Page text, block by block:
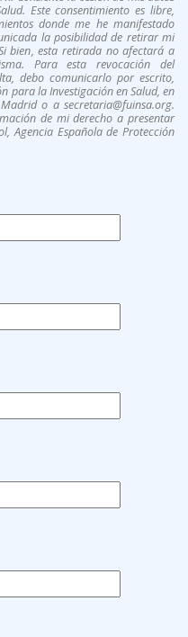
Este consentimiento es libre,
donde me he manifestado
la posibilidad de retirar mi
bien, esta retirada no afectará a
Para esta revocación del
debo comunicarlo por escrito,
para la Investigación en Salud, en
o a secretaria@fuinsa.org.
de mi derecho a presentar
Agencia Española de Protección